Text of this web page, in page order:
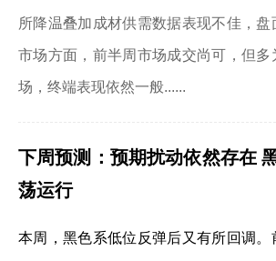
所降温叠加成材供需数据表现不佳，
市场方面，前半周市场成交尚可，但多
场，终端表现依然一般......
下周预测： 预期扰动依然存在
荡运行
本周，黑色系低位反弹后又有所回调